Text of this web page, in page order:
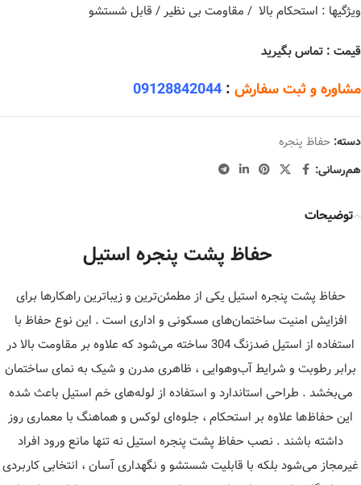
ویژگیها : استحکام بالا / مقاومت بی نظیر / قابل شستشو
قیمت : تماس بگیرید
مشاوره و ثبت سفارش :
09128842044
دسته: حفاظ پنجره
هم‌رسانی:
توضیحات
حفاظ پشت پنجره استیل
حفاظ پشت پنجره استیل یکی از مطمئن‌ترین و زیباترین راهکارها برای
افزایش امنیت ساختمان‌های مسکونی و اداری است . این نوع حفاظ با
استفاده از استیل ضدزنگ 304 ساخته می‌شود که علاوه بر مقاومت بالا در
برابر رطوبت و شرایط آب‌وهوایی ، ظاهری مدرن و شیک به نمای ساختمان
می‌بخشد . طراحی استاندارد و استفاده از لوله‌های خم استیل باعث شده
این حفاظ‌ها علاوه بر استحکام ، جلوه‌ای لوکس و هماهنگ با معماری روز
داشته باشند . نصب حفاظ پشت پنجره استیل نه تنها مانع ورود افراد
غیرمجاز می‌شود بلکه با قابلیت شستشو و نگهداری آسان ، انتخابی کاربردی